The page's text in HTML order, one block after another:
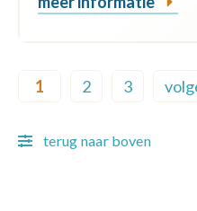
1 2 3
terug naar boven